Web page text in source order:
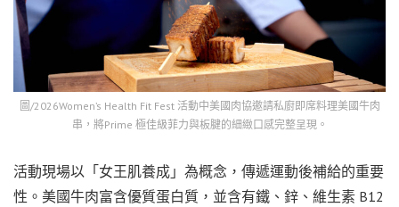
圖/2026Women’s Health Fit Fest 活動中美國肉協邀請私廚即席料理美國牛肉
串，將Prime 極佳級菲力與板腱的細緻口感完整呈現。
活動現場以「女王肌養成」為概念，傳遞運動後補給的重要
性。美國牛肉富含優質蛋白質，並含有鐵、鋅、維生素 B12